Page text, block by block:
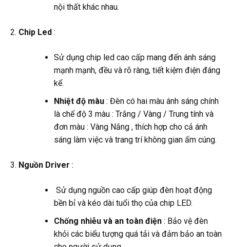
nội thất khác nhau.
Chip Led :
Sử dụng chip led cao cấp mang đến ánh sáng
mạnh mạnh, đều và rõ ràng, tiết kiệm điện đáng
kể.
Nhiệt độ màu: Đèn có hai màu ánh sáng chính
là chế độ 3 màu : Trắng / Vàng / Trung tính và
đơn màu : Vàng Nắng , thích hợp cho cả ánh
sáng làm việc và trang trí không gian ấm cúng.
Nguồn Driver :
Sử dụng nguồn cao cấp giúp đèn hoạt động
bền bỉ và kéo dài tuổi thọ của chip LED.
Chống nhiễu và an toàn điện: Bảo vệ đèn
khỏi các biểu tượng quá tải và đảm bảo an toàn